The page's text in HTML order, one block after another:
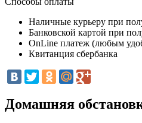
Наличные курьеру при
Банковской картой при
OnLine платеж (любым
Квитанция сбербанка
Домашняя